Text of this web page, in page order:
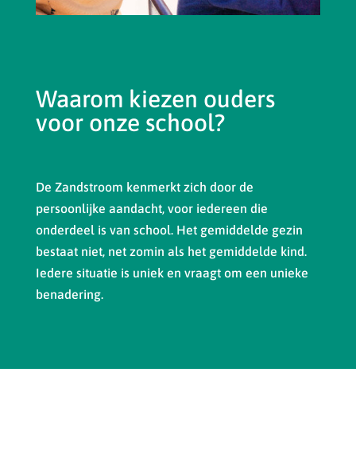
Waarom kiezen ouders
voor onze school?
De Zandstroom kenmerkt zich door de
persoonlijke aandacht, voor iedereen die
onderdeel is van school. Het gemiddelde gezin
bestaat niet, net zomin als het gemiddelde kind.
Iedere situatie is uniek en vraagt om een unieke
benadering.